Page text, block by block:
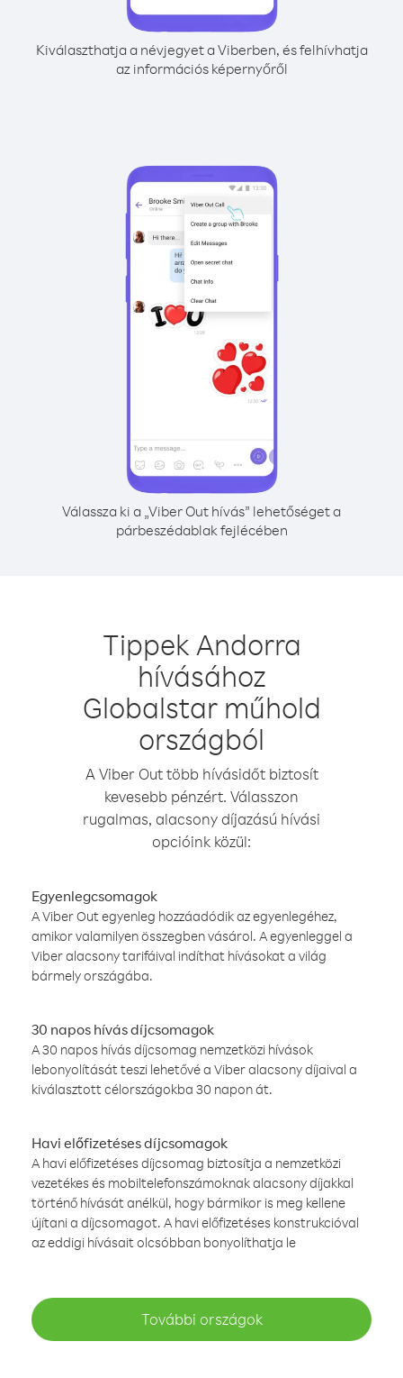
Kiválaszthatja a névjegyet a Viberben, és felhívhatja
az információs képernyőről
Válassza ki a „Viber Out hívás” lehetőséget a
párbeszédablak fejlécében
Tippek Andorra
hívásához
Globalstar műhold
országból
A Viber Out több hívásidőt biztosít
kevesebb pénzért. Válasszon
rugalmas, alacsony díjazású hívási
opcióink közül:
Egyenlegcsomagok
A Viber Out egyenleg hozzáadódik az egyenlegéhez,
amikor valamilyen összegben vásárol. A egyenleggel a
Viber alacsony tarifáival indíthat hívásokat a világ
bármely országába.
30 napos hívás díjcsomagok
A 30 napos hívás díjcsomag nemzetközi hívások
lebonyolítását teszi lehetővé a Viber alacsony díjaival a
kiválasztott célországokba 30 napon át.
Havi előfizetéses díjcsomagok
A havi előfizetéses díjcsomag biztosítja a nemzetközi
vezetékes és mobiltelefonszámoknak alacsony díjakkal
történő hívását anélkül, hogy bármikor is meg kellene
újítani a díjcsomagot. A havi előfizetéses konstrukcióval
az eddigi hívásait olcsóbban bonyolíthatja le
További országok